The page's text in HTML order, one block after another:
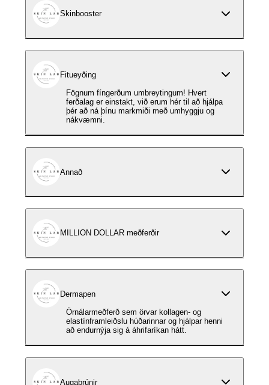
Skinbooster
Fitueyðing
Fögnum fíngerðum umbreytingum! Hvert
ferðalag er einstakt, við erum hér til að hjálpa
þér að ná þínu markmiði með umhyggju og
nákvæmni.
Annað
MILLION DOLLAR meðferðir
Dermapen
Örnálarmeðferð sem örvar kollagen- og
elastínframleiðslu húðarinnar og hjálpar henni
að endurnýja sig á áhrifaríkan hátt.
Augabrúnir